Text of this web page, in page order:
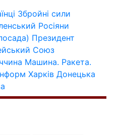
Збройні сили
Росіяни
Президент
Союз
Машина. Ракета.
Харків Донецька